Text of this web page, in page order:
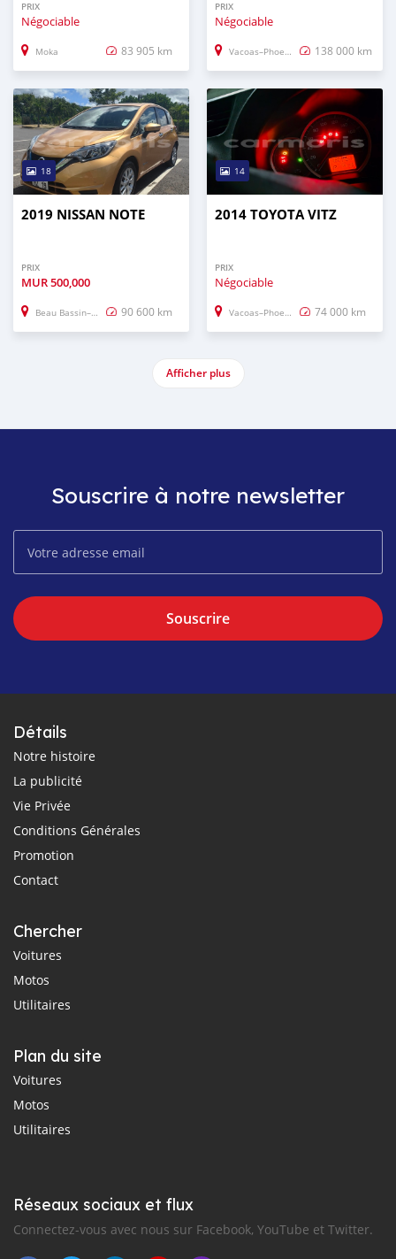
PRIX
Négociable
Moka 83 905 km
PRIX
Négociable
Vacoas–Phoenix 138 000 km
18
2019 NISSAN NOTE
PRIX
MUR500,000
Beau Bassin–Rose Hill 90 600 km
14
2014 TOYOTA VITZ
PRIX
Négociable
Vacoas–Phoenix 74 000 km
Afficher plus
Souscrire à notre newsletter
Souscrire
Détails
Notre histoire
La publicité
Vie Privée
Conditions Générales
Promotion
Contact
Chercher
Voitures
Motos
Utilitaires
Plan du site
Voitures
Motos
Utilitaires
Réseaux sociaux et flux
Connectez-vous avec nous sur Facebook, YouTube et Twitter.